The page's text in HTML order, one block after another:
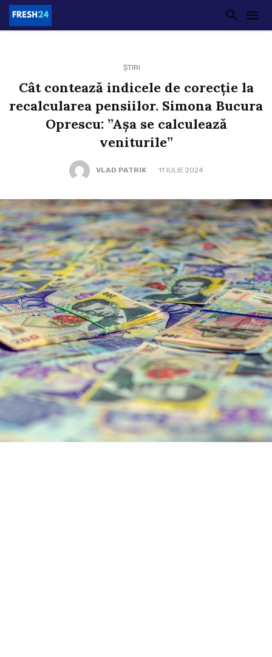
ȘTIRI
Cât contează indicele de corecție la
recalcularea pensiilor. Simona Bucura
Oprescu: ”Așa se calculează
veniturile”
VLAD PATRIK 11 IULIE 2024